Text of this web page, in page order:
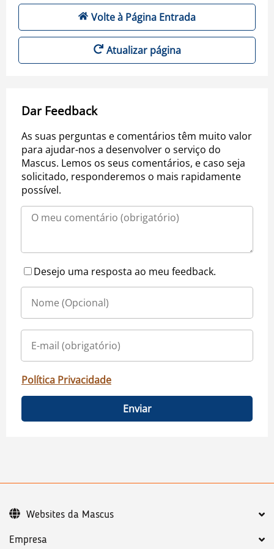
Volte à Página Entrada
Atualizar página
Dar Feedback
As suas perguntas e comentários têm muito valor
para ajudar-nos a desenvolver o serviço do
Mascus. Lemos os seus comentários, e caso seja
solicitado, responderemos o mais rapidamente
possível.
Desejo uma resposta ao meu feedback.
Política Privacidade
Enviar
Empresa
Websites da Mascus